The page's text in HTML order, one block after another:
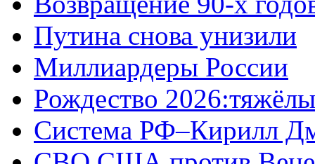
Путина снова унизили
Миллиардеры России
Рождество
Система РФ–Кирилл